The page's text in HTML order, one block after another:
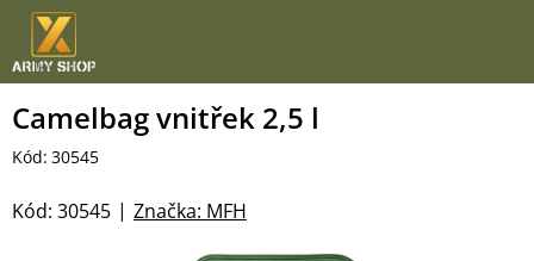
Přejít
obsah
Camelbag vnitřek 2,5 l
Kód: 30545
Značka: MFH
Kód: 30545